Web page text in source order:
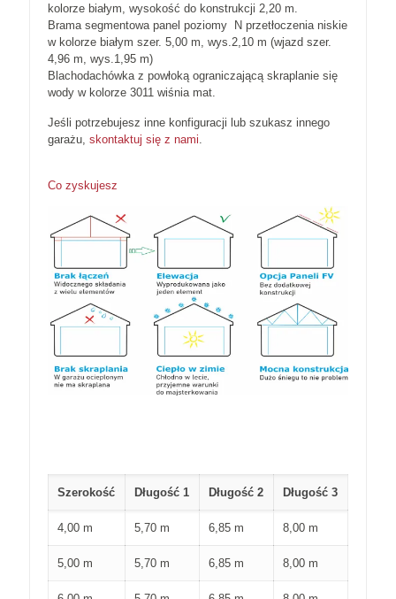
kolorze białym, wysokość do konstrukcji 2,20 m.
Brama segmentowa panel poziomy N przetłoczenia niskie
w kolorze białym szer. 5,00 m, wys.2,10 m (wjazd szer.
4,96 m, wys.1,95 m)
Blachodachówka z powłoką ograniczającą skraplanie się
wody w kolorze 3011 wiśnia mat.
Jeśli potrzebujesz inne konfiguracji lub szukasz innego
garażu, skontaktuj się z nami
Co zyskujesz
Szerokość Długość 1 Długość 2 Długość 3
4,00 m 5,70 m 6,85 m 8,00 m
5,00 m 5,70 m 6,85 m 8,00 m